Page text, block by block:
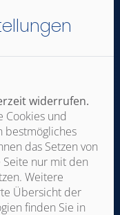
Arbeiten
widerrufen.
Cookies und
bestmögliches
das Setzen von
Seite nur mit den
Weitere
Übersicht der
finden Sie in